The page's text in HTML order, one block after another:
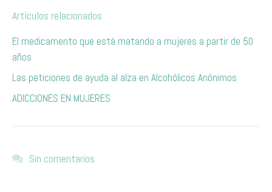
Artículos relacionados
El medicamento que está matando a mujeres a partir de 50
años
Las peticiones de ayuda al alza en Alcohólicos Anónimos
ADICCIONES EN MUJERES
Sin comentarios